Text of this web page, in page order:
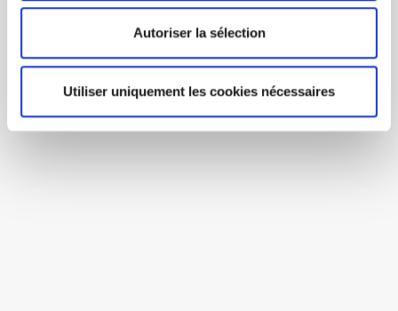
Autoriser la sélection
Utiliser uniquement les cookies nécessaires